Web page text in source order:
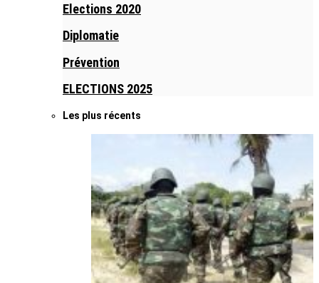
Elections 2020
Diplomatie
Prévention
ELECTIONS 2025
Les plus récents